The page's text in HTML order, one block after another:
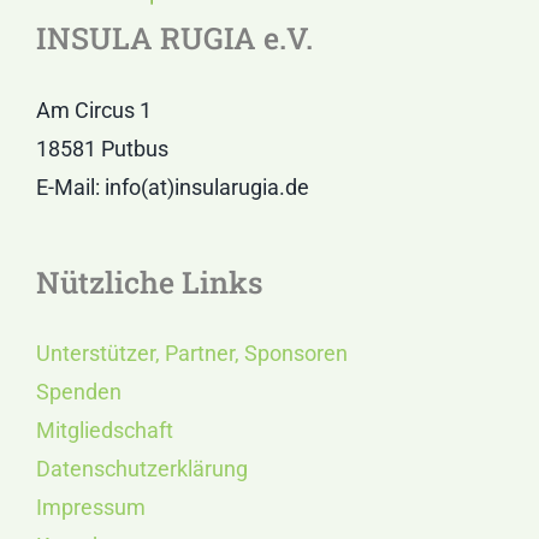
INSULA RUGIA e.V.
Am Circus 1
18581 Putbus
E-Mail: info(at)insularugia.de
Nützliche Links
Unterstützer, Partner, Sponsoren
Spenden
Mitgliedschaft
Datenschutzerklärung
Impressum